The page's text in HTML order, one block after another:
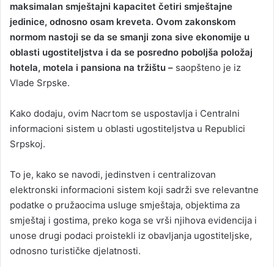
maksimalan smještajni kapacitet četiri smještajne
jedinice, odnosno osam kreveta. Ovom zakonskom
normom nastoji se da se smanji zona sive ekonomije u
oblasti ugostiteljstva i da se posredno poboljša položaj
hotela, motela i pansiona na tržištu – saopšteno je iz
Vlade Srpske.
Kako dodaju, ovim Nacrtom se uspostavlja i Centralni
informacioni sistem u oblasti ugostiteljstva u Republici
Srpskoj.
To je, kako se navodi, jedinstven i centralizovan
elektronski informacioni sistem koji sadrži sve relevantne
podatke o pružaocima usluge smještaja, objektima za
smještaj i gostima, preko koga se vrši njihova evidencija i
unose drugi podaci proistekli iz obavljanja ugostiteljske,
odnosno turističke djelatnosti.